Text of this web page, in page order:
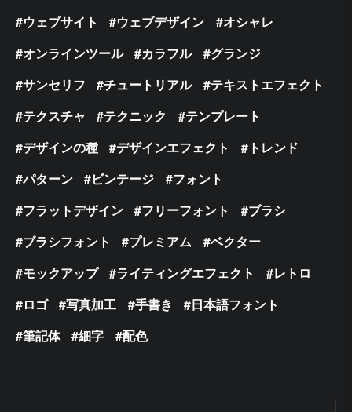
ウェブサイト
ウェブデザイン
オシャレ
オンラインツール
カラフル
グランジ
サンセリフ
チュートリアル
テキストエフェクト
テクスチャ
テクニック
テンプレート
デザインの種
デザインエフェクト
トレンド
パターン
ビンテージ
フォント
フラットデザイン
フリーフォント
ブラシ
ブラシフォント
プレミアム
ベクター
モックアップ
ライティングエフェクト
レトロ
ロゴ
写真加工 手書き
日本語フォント
筆記体
細字 配色